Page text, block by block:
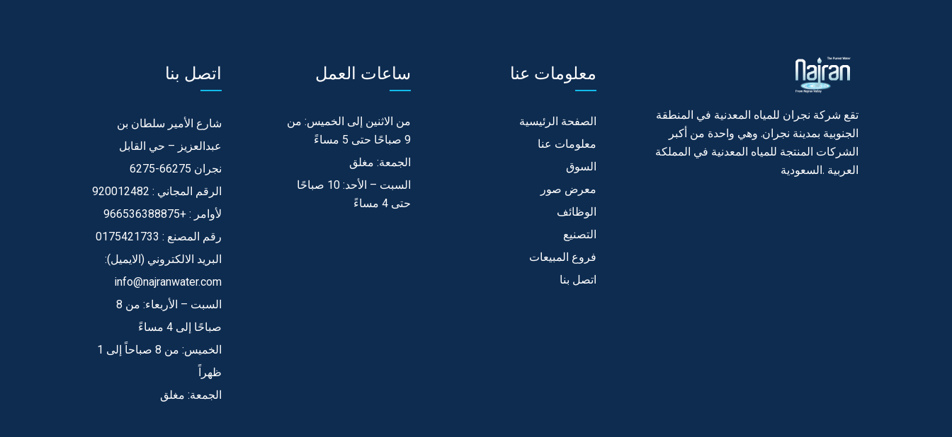
تقع شركة نجران للمیاه المعدنیة في المنطقة
الجنوبیة بمدینة نجران. وھي واحدة من أكبر
الشركات المنتجة للمیاه المعدنیة في المملكة
العربیة .السعودیة
معلومات عنا
الصفحة الرئيسية
معلومات عنا
السوق
معرض صور
الوظائف
التصنيع
فروع المبيعات
اتصل بنا
ساعات العمل
من الاثنين إلى الخميس: من
9 صباحًا حتى 5 مساءً
الجمعة: مغلق
السبت – الأحد: 10 صباحًا
حتى 4 مساءً
اتصل بنا
شارع الأمير سلطان بن
عبدالعزيز – حي القابل
نجران 66275-6275
الرقم المجاني : 920012482
لأوامر : +966536388875
رقم المصنع : 0175421733
البريد الالكتروني (الايميل):
info@najranwater.com
السبت – الأربعاء: من 8
صباحًا إلى 4 مساءً
الخميس: من 8 صباحاً إلى 1
ظهراً
الجمعة: مغلق